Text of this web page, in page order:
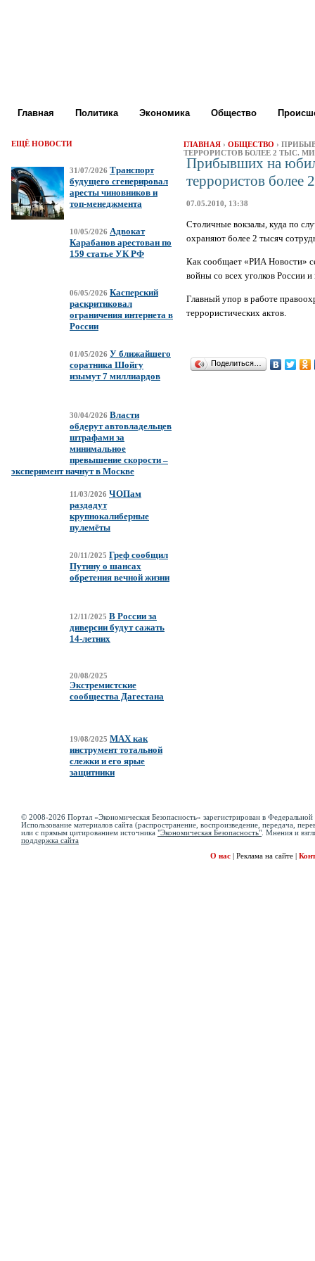
Главная Политика Экономика Общество
ЕЩЁ НОВОСТИ
31/07/2026 Транспорт
будущего сгенерировал
аресты чиновников и
топ-менеджмента
10/05/2026 Адвокат
Карабанов арестован по
159 статье УК РФ
06/05/2026 Касперский
раскритиковал
ограничения интернета в
России
01/05/2026 У ближайшего
соратника Шойгу
изымут 7 миллиардов
30/04/2026 Власти
обдерут автовладельцев
штрафами за
минимальное
превышение скорости –
эксперимент начнут в Москве
11/03/2026 ЧОПам
раздадут
крупнокалиберные
пулемёты
20/11/2025 Греф сообщил
Путину о шансах
обретения вечной жизни
12/11/2025 В России за
диверсии будут сажать
14-летних
20/08/2025
Экстремистские
сообщества Дагестана
19/08/2025 MAX как
инструмент тотальной
слежки и его ярые
защитники
ГЛАВНАЯ › ОБЩЕСТВО ›
ТЕРРОРИСТОВ БОЛЕЕ 2 ТЫС.
Прибывших на
террористов более
07.05.2010, 13:38
Столичные вокзалы, куда по
охраняют более 2 тысяч
Как сообщает «РИА Новости»
войны со всех уголков России
Главный упор в работе
террористических актов.
Поделиться…
© 2008-2026 Портал «Экономическая Безопасность» зарегистрирован в
Использование материалов сайта (распространение, воспроизведение, передача,
или с прямым цитированием источника "Экономическая Безопасность" . Мнения и
поддержка сайта
О нас
Реклама на сайте